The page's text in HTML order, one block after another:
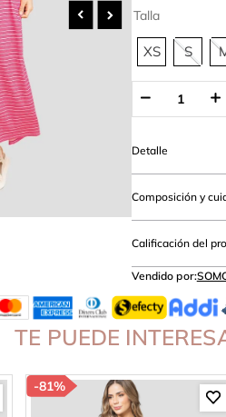
Talla
XS S
Detalle
Composición y
Calificación del
Vendido por:
TE PUEDE
-81%